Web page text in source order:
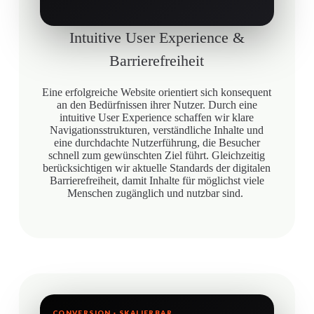
Intuitive User Experience &
Barrierefreiheit
Eine erfolgreiche Website orientiert sich konsequent
an den Bedürfnissen ihrer Nutzer. Durch eine
intuitive User Experience schaffen wir klare
Navigationsstrukturen, verständliche Inhalte und
eine durchdachte Nutzerführung, die Besucher
schnell zum gewünschten Ziel führt. Gleichzeitig
berücksichtigen wir aktuelle Standards der digitalen
Barrierefreiheit, damit Inhalte für möglichst viele
Menschen zugänglich und nutzbar sind.